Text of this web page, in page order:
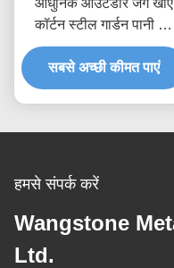
आधुनिक आउटडोर जंग खाए
कॉर्टन स्टील गार्डन पानी की
सुविधा
सबसे अच्छी कीमत पाएं
हमसे संपर्क करें
Wangstone
Ltd.